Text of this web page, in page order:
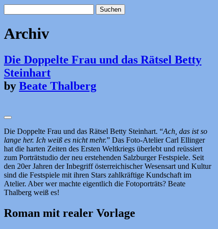
nach:
Archiv
Die Doppelte Frau und das Rätsel Betty
Steinhart
by Beate Thalberg
Die Doppelte Frau und das Rätsel Betty Steinhart. “Ach, das ist so
lange her. Ich weiß es nicht mehr.” Das Foto-Atelier Carl Ellinger
hat die harten Zeiten des Ersten Weltkriegs überlebt und reüssiert
zum Porträtstudio der neu erstehenden Salzburger Festspiele. Seit
den 20er Jahren der Inbegriff österreichischer Wesensart und Kultur
sind die Festspiele mit ihren Stars zahlkräftige Kundschaft im
Atelier. Aber wer machte eigentlich die Fotoporträts? Beate
Thalberg weiß es!
Roman mit realer Vorlage